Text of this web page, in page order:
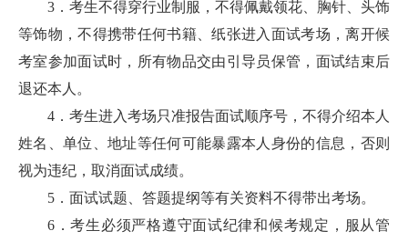
3．考生不得穿行业制服，不得佩戴领花、胸针、头饰
等饰物，不得携带任何书籍、纸张进入面试考场，离开候
考室参加面试时，所有物品交由引导员保管，面试结束后
退还本人。
4．考生进入考场只准报告面试顺序号，不得介绍本人
姓名、单位、地址等任何可能暴露本人身份的信息，否则
视为违纪，取消面试成绩。
5．面试试题、答题提纲等有关资料不得带出考场。
6．考生必须严格遵守面试纪律和候考规定，服从管